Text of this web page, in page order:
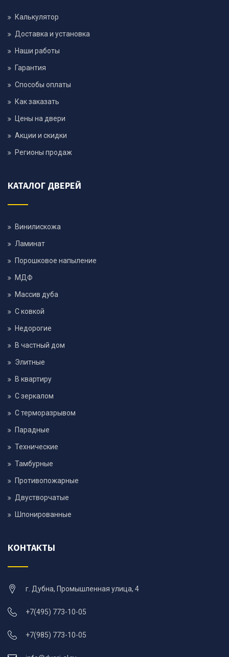
Калькулятор
Доставка и установка
Наши работы
Гарантия
Способы оплаты
Как заказать
Цены на двери
Акции и скидки
Регионы продаж
КАТАЛОГ ДВЕРЕЙ
Винилискожа
Ламинат
Порошковое напыление
МДФ
Массив дуба
С ковкой
Недорогие
В частный дом
Элитные
В квартиру
С зеркалом
С терморазрывом
Парадные
Технические
Тамбурные
Противопожарные
Двустворчатые
Шпонированные
КОНТАКТЫ
г. Дубна, Промышленная улица, 4
+7(495) 773-10-05
+7(985) 773-10-05